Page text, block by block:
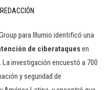
REDACCIÓN
para Illumio identificó una
de ciberataquesen
investigación encuestó a 700
y seguridad de